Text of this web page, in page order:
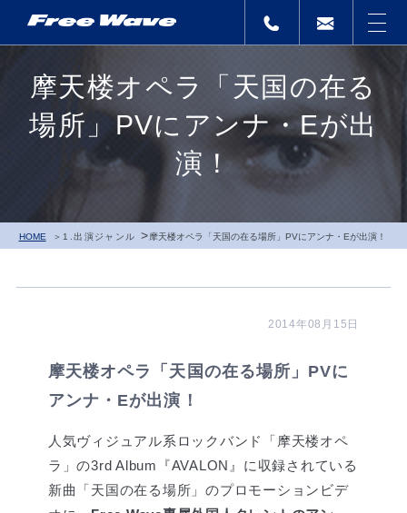
摩天楼オペラ「天国の在る
場所」PVにアンナ・Eが出
演！
HOME 1.出演ジャンル >摩天楼オペラ「天国の在る場所」PVにアンナ・Eが出演！
2014年08月15日
摩天楼オペラ「天国の在る場所」PVに
アンナ・Eが出演！
人気ヴィジュアル系ロックバンド「摩天楼オペ
ラ」の3rd Album『AVALON』に収録されている
新曲「天国の在る場所」のプロモーションビデ